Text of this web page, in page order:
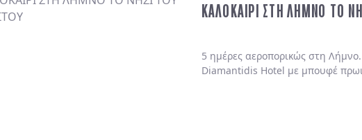
ΚΑΛΟΚΑΙΡΙ ΣΤΗ ΛΗΜΝΟ ΤΟ
5 ημέρες αεροπορικώς στη
Diamantidis Hotel με μπουφέ